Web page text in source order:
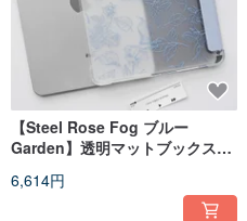
【Steel Rose Fog ブルー
Garden】透明マットブックスタ
6,614円